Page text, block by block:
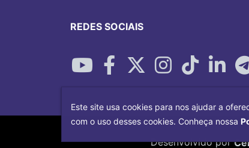
REDES SOCIAIS
Desenvolvido por
Este site usa cookies para nos ajudar a
com o uso desses cookies. Conheça nossa